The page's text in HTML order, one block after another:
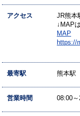
アクセス
JR熊本
↓MAP
MAP
https://
最寄駅 熊本駅
営業時間 08:00